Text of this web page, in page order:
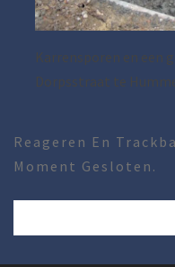
Karrensporen en een
Dorpsstraat te
Reageren En
Moment Gesloten.